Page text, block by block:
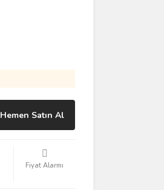
Hemen Satın Al
Fiyat Alarmı